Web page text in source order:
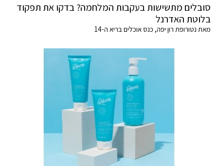
סובלים מתשישות בעקבות המלחמה? בדקו את תפקוד
בלוטת האדרנל
מאת נטורופת רון יפה, כנס אוכלים בריא ה-14